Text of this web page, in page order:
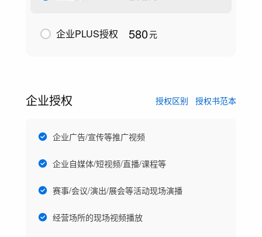
企业PLUS授权 580元
企业授权 授权区别 授权书范本
企业广告/宣传等推广视频
企业自媒体/短视频/直播/课程等
赛事/会议/演出/展会等活动现场演播
经营场所的现场视频播放